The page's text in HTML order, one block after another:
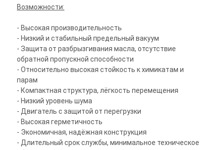
Возможности:
- Высокая производительность
- Низкий и стабильный предельный вакуум
- Защита от разбрызгивания масла, отсутствие
обратной пропускной способности
- Относительно высокая стойкость к химикатам и
парам
- Компактная структура, лёгкость перемещения
- Низкий уровень шума
- Двигатель с защитой от перегрузки
- Высокая герметичность
- Экономичная, надёжная конструкция
- Длительный срок службы, минимальное техническое